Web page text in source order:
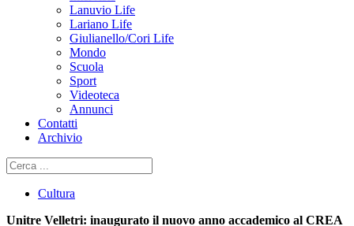
Lanuvio Life
Lariano Life
Giulianello/Cori Life
Mondo
Scuola
Sport
Videoteca
Annunci
Contatti
Archivio
Cerca
Cultura
Unitre Velletri: inaugurato il nuovo anno accademico al CREA